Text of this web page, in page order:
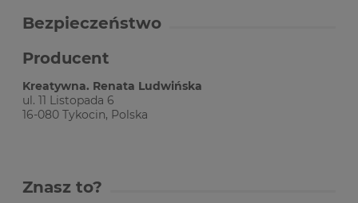
Bezpieczeństwo
Producent
Kreatywna. Renata Ludwińska
ul. 11 Listopada 6
16-080 Tykocin, Polska
Znasz to?